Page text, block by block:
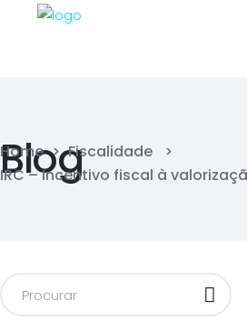
Blog
Home > Fiscalidade
>
IRC – Incentivo fiscal à